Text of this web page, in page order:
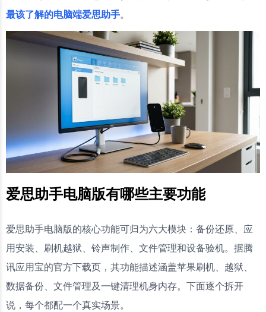
最该了解的电脑端爱思助手。
爱思助手电脑版有哪些主要功能
爱思助手电脑版的核心功能可归为六大模块：备份还原、应
用安装、刷机越狱、铃声制作、文件管理和设备验机。据腾
讯应用宝的官方下载页，其功能描述涵盖苹果刷机、越狱、
数据备份、文件管理及一键清理机身内存。下面逐个拆开
说，每个都配一个真实场景。